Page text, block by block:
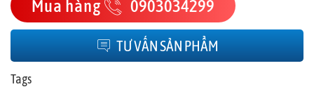
Mua hàng 0903034299
TƯ VẤN SẢN PHẨM
Tags